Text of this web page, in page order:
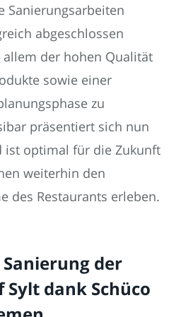
Sanierungsarbeiten
abgeschlossen
der hohen Qualität
sowie einer
zu
präsentiert sich nun
ist optimal für die Zukunft
weiterhin den
des Restaurants erleben.
der
Sylt dank Schüco